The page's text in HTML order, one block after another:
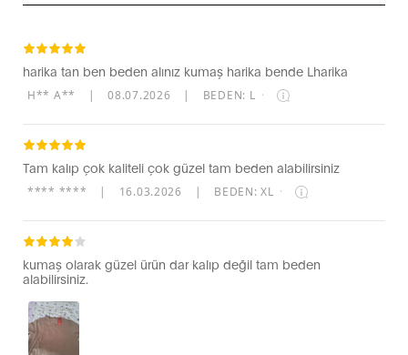
harika tan ben beden alınız kumaş harika bende Lharika
H** A** | 08.07.2026 | BEDEN: L ·
Tam kalıp çok kaliteli çok güzel tam beden alabilirsiniz
**** **** | 16.03.2026 | BEDEN: XL ·
kumaş olarak güzel ürün dar kalıp değil tam beden
alabilirsiniz.